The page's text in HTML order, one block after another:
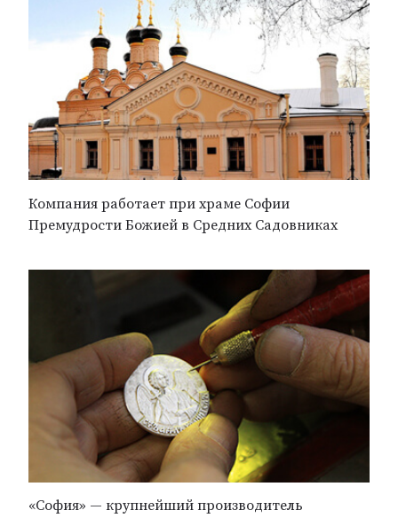
Компания работает при храме Софии
Премудрости Божией в Средних Садовниках
«София» — крупнейший производитель